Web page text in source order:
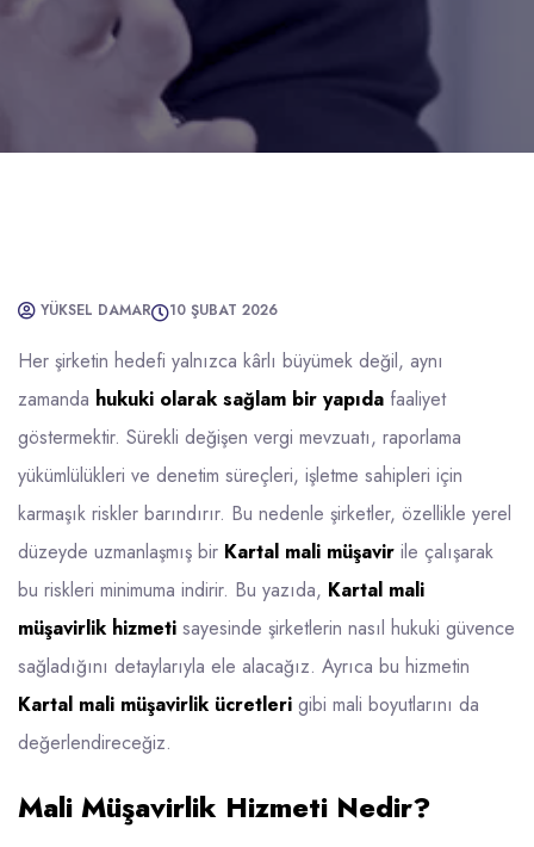
YÜKSEL DAMAR 10 ŞUBAT 2026
Her şirketin hedefi yalnızca kârlı büyümek değil, aynı
zamanda hukuki olarak sağlam bir yapıda faaliyet
göstermektir. Sürekli değişen vergi mevzuatı, raporlama
yükümlülükleri ve denetim süreçleri, işletme sahipleri için
karmaşık riskler barındırır. Bu nedenle şirketler, özellikle yerel
düzeyde uzmanlaşmış bir Kartal mali müşavir ile çalışarak
bu riskleri minimuma indirir. Bu yazıda, Kartal mali
müşavirlik hizmeti sayesinde şirketlerin nasıl hukuki güvence
sağladığını detaylarıyla ele alacağız. Ayrıca bu hizmetin
Kartal mali müşavirlik ücretleri gibi mali boyutlarını da
değerlendireceğiz.
Mali Müşavirlik Hizmeti Nedir?